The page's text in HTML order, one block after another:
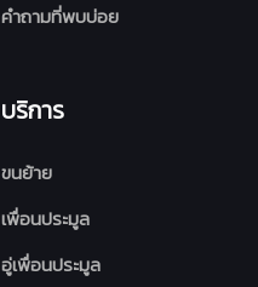
คำถามที่พบบ่อย
บริการ
ขนย้าย
เพื่อนประมูล
อู่เพื่อนประมูล